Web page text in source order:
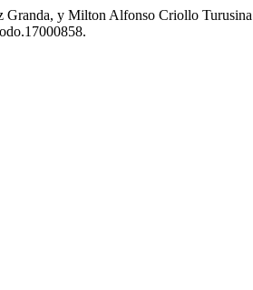
y Milton Alfonso Criollo